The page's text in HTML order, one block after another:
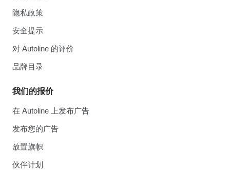
隐私政策
安全提示
对 Autoline 的评价
品牌目录
我们的报价
在 Autoline 上发布广告
发布您的广告
放置旗帜
伙伴计划